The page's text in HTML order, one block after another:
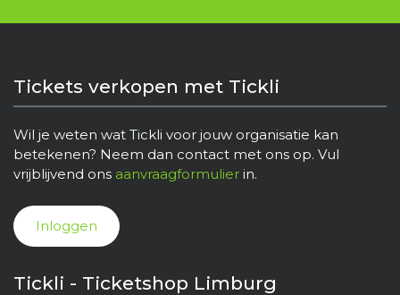
Tickets verkopen met Tickli
Wil je weten wat Tickli voor jouw organisatie kan
betekenen? Neem dan contact met ons op. Vul
vrijblijvend ons aanvraagformulier in.
Inloggen
Tickli - Ticketshop Limburg